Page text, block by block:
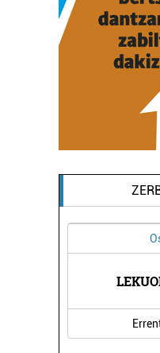
LEKUONA KANTINA